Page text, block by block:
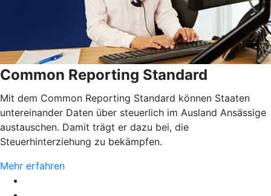
Common Reporting Standard
Mit dem Common Reporting Standard können Staaten
untereinander Daten über steuerlich im Ausland Ansässige
austauschen. Damit trägt er dazu bei, die
Steuerhinterziehung zu bekämpfen.
Mehr erfahren